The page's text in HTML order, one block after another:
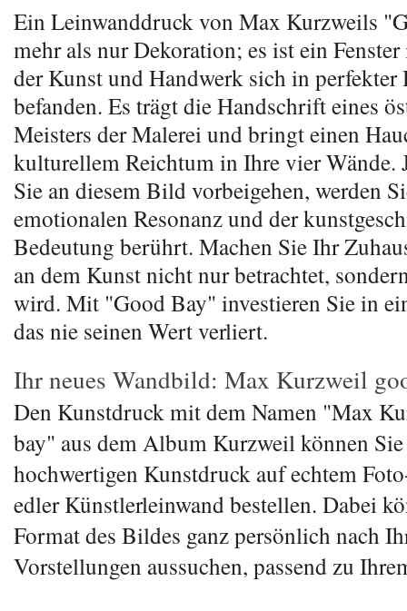
Ein Leinwanddruck von Max Kurzweils
mehr als nur Dekoration; es ist ein
der Kunst und Handwerk sich in perfekter
befanden. Es trägt die Handschrift eines
Meisters der Malerei und bringt einen
kulturellem Reichtum in Ihre vier Wände.
Sie an diesem Bild vorbeigehen, werden
emotionalen Resonanz und der
Bedeutung berührt. Machen Sie Ihr
an dem Kunst nicht nur betrachtet,
wird. Mit "Good Bay" investieren Sie in
das nie seinen Wert verliert.
Ihr neues Wandbild: Max Kurzweil
Den Kunstdruck mit dem Namen "Max
bay" aus dem Album Kurzweil können
hochwertigen Kunstdruck auf echtem
edler Künstlerleinwand bestellen. Dabei
Format des Bildes ganz persönlich nach
Vorstellungen aussuchen, passend zu